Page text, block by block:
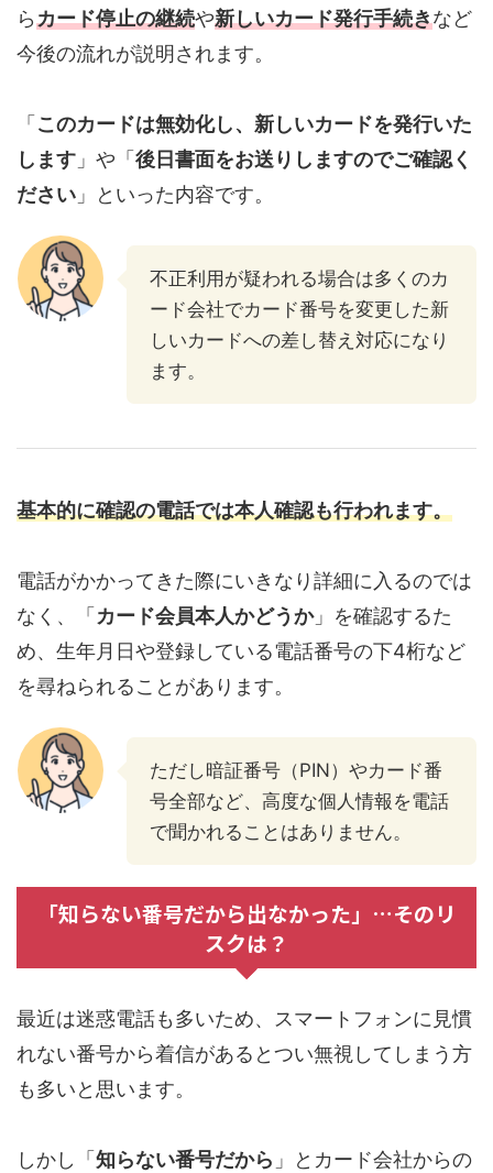
らカード停止の継続や新しいカード発行手続きなど
今後の流れが説明されます。
「 このカードは無効化し、新しいカードを発行いた
します 」や「 後日書面をお送りしますのでご確認く
ださい 」といった内容です。
不正利用が疑われる場合は多くのカ
ード会社でカード番号を変更した新
しいカードへの差し替え対応になり
ます。
基本的に確認の電話では本人確認も行われます。
電話がかかってきた際にいきなり詳細に入るのでは
なく、「 カード会員本人かどうか」を確認するた
め、生年月日や登録している電話番号の下4桁など
を尋ねられることがあります。
ただし暗証番号（PIN）やカード番
号全部など、高度な個人情報を電話
で聞かれることはありません。
「知らない番号だから出なかった」…そのリ
スクは？
最近は迷惑電話も多いため、スマートフォンに見慣
れない番号から着信があるとつい無視してしまう方
も多いと思います。
しかし「 知らない番号だから 」とカード会社からの